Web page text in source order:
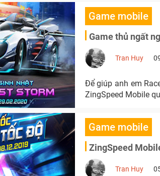
Game mobile
Game thủ ngất
Tran Huy
Để giúp anh em
ZingSpeed Mobile
Game mobile
ZingSpeed
Tran Huy